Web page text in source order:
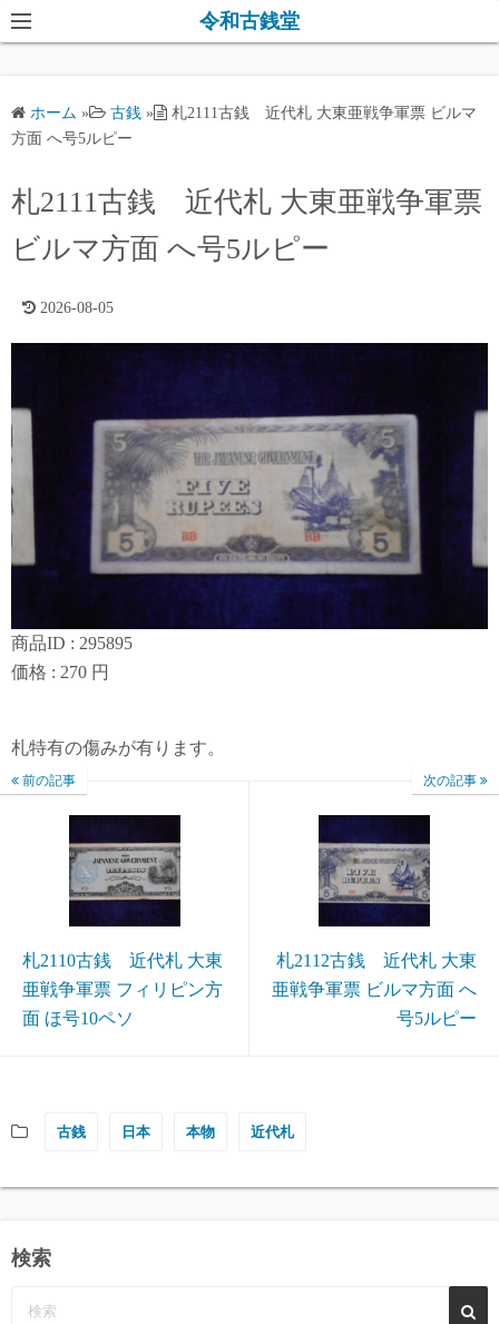
コ
ン
キ
令和古銭堂
ホーム » 古銭 »
札2111古銭 近代札 大東亜戦争軍票 ビルマ
方面 へ号5ルピー
札2111古銭 近代札 大東亜戦争軍票
ビルマ方面 へ号5ルピー
2026-08-05
商品ID : 295895
価格 : 270 円
札特有の傷みが有ります。
前の記事
札2110古銭 近代札 大東
亜戦争軍票 フィリピン方
面 ほ号10ペソ
次の記事
札2112古銭 近代札 大東
亜戦争軍票 ビルマ方面 へ
号5ルピー
古銭 日本 本物 近代札
検索